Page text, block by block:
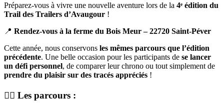
Préparez-vous à vivre une nouvelle aventure lors de la 4ᵉ édition du
Trail des Trailers d’Avaugour !
📍 Rendez-vous à la ferme du Bois Meur – 22720 Saint-Péver
Cette année, nous conservons les mêmes parcours que l’édition
précédente. Une belle occasion pour les participants de se lancer
un défi personnel, de comparer leur chrono ou tout simplement de
prendre du plaisir sur des tracés appréciés !
🏃‍♂️ Les parcours :